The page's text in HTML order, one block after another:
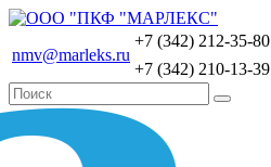
nmv@marleks.ru
+7 (342) 212-35-80
+7 (342) 210-13-39